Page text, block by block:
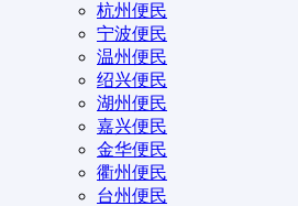
杭州便民
宁波便民
温州便民
绍兴便民
湖州便民
嘉兴便民
金华便民
衢州便民
台州便民